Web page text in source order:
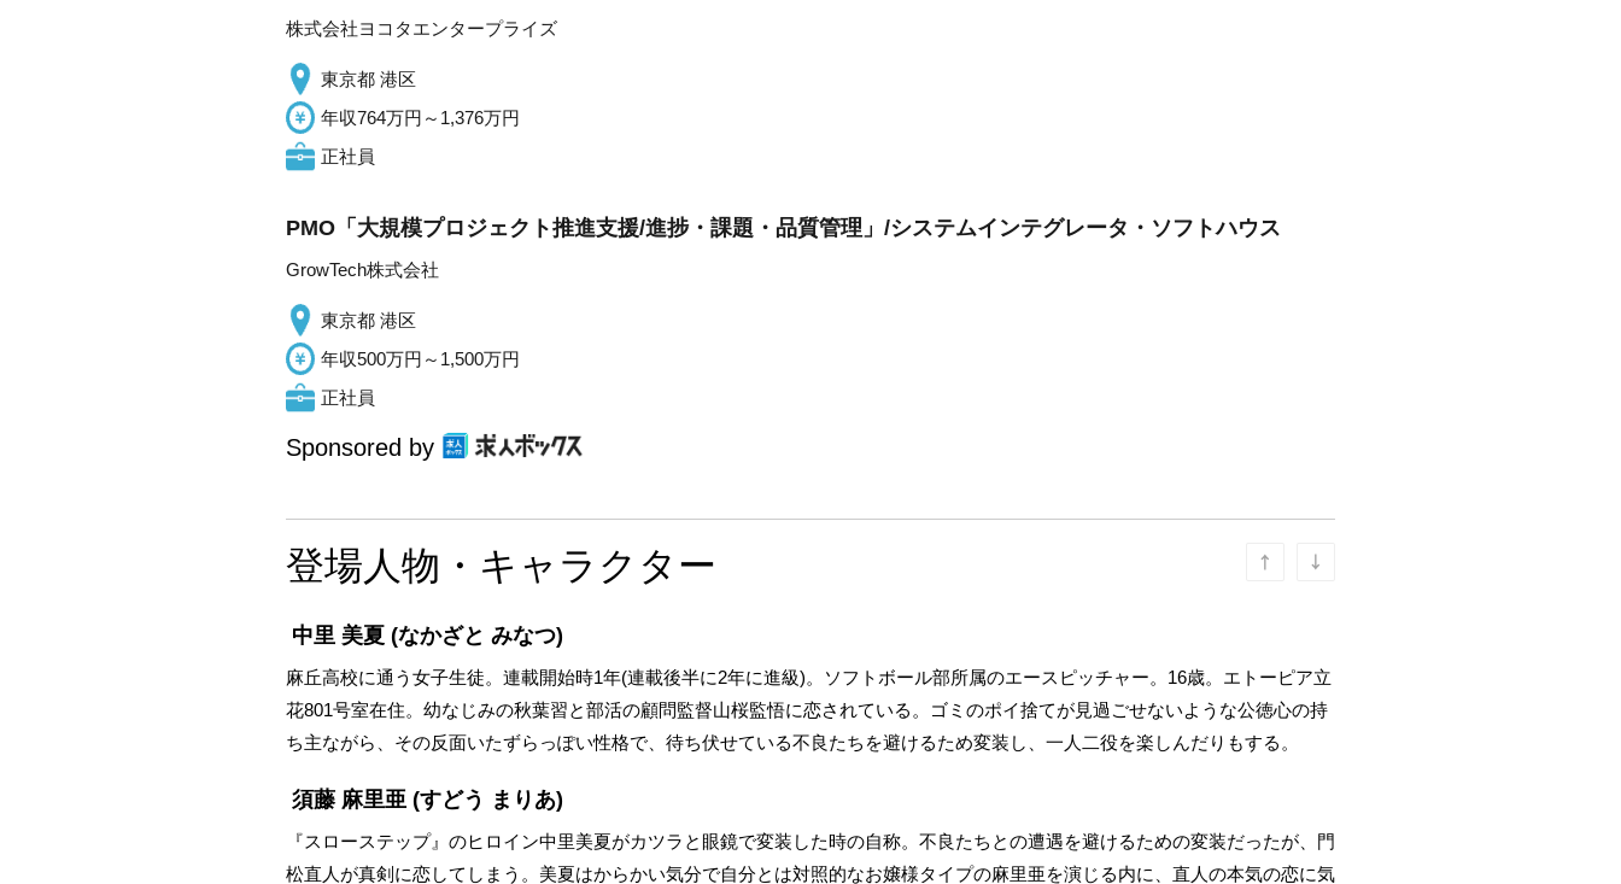
株式会社ヨコタエンタープライズ
東京都 港区
年収764万円～1,376万円
正社員
PMO「大規模プロジェクト推進支援/進捗・課題・品質管理」/システムインテグレータ・ソフトハウス
GrowTech株式会社
東京都 港区
年収500万円～1,500万円
正社員
Sponsored by
登場人物・キャラクター
中里 美夏 (なかざと みなつ)
麻丘高校に通う女子生徒。連載開始時1年(連載後半に2年に進級)。ソフトボール部所属のエースピッチャー。16歳。エトーピア立
花801号室在住。幼なじみの秋葉習と部活の顧問監督山桜監悟に恋されている。ゴミのポイ捨てが見過ごせないような公徳心の持
ち主ながら、その反面いたずらっぽい性格で、待ち伏せている不良たちを避けるため変装し、一人二役を楽しんだりもする。
須藤 麻里亜 (すどう まりあ)
『スローステップ』のヒロイン中里美夏がカツラと眼鏡で変装した時の自称。不良たちとの遭遇を避けるための変装だったが、門
松直人が真剣に恋してしまう。美夏はからかい気分で自分とは対照的なお嬢様タイプの麻里亜を演じる内に、直人の本気の恋に気